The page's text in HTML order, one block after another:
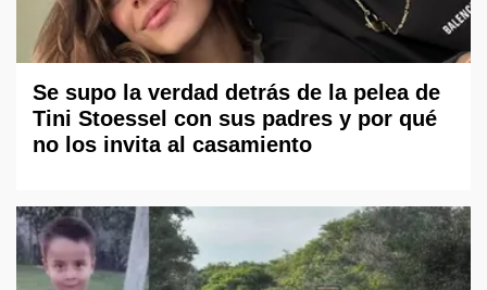
Se supo la verdad detrás de la pelea de
Tini Stoessel con sus padres y por qué
no los invita al casamiento